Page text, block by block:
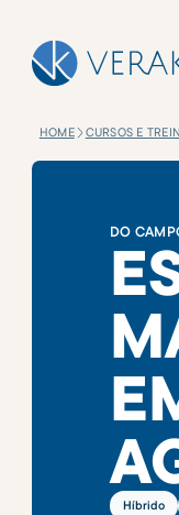
HOME CURSOS E
DO
Híbrido